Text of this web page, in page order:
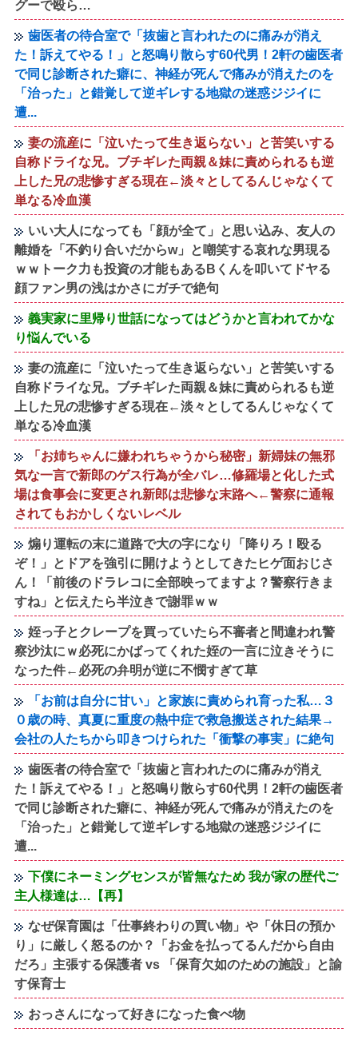
グーで殴ら…
歯医者の待合室で「抜歯と言われたのに痛みが消え
た！訴えてやる！」と怒鳴り散らす60代男！2軒の歯医者
で同じ診断された癖に、神経が死んで痛みが消えたのを
「治った」と錯覚して逆ギレする地獄の迷惑ジジイに
遭...
妻の流産に「泣いたって生き返らない」と苦笑いする
自称ドライな兄。ブチギレた両親＆妹に責められるも逆
上した兄の悲惨すぎる現在←淡々としてるんじゃなくて
単なる冷血漢
いい大人になっても「顔が全て」と思い込み、友人の
離婚を「不釣り合いだからw」と嘲笑する哀れな男現る
ｗｗトーク力も投資の才能もあるBくんを叩いてドヤる
顔ファン男の浅はかさにガチで絶句
義実家に里帰り世話になってはどうかと言われてかな
り悩んでいる
妻の流産に「泣いたって生き返らない」と苦笑いする
自称ドライな兄。ブチギレた両親＆妹に責められるも逆
上した兄の悲惨すぎる現在←淡々としてるんじゃなくて
単なる冷血漢
「お姉ちゃんに嫌われちゃうから秘密」新婦妹の無邪
気な一言で新郎のゲス行為が全バレ…修羅場と化した式
場は食事会に変更され新郎は悲惨な末路へ←警察に通報
されてもおかしくないレベル
煽り運転の末に道路で大の字になり「降りろ！殴る
ぞ！」とドアを強引に開けようとしてきたヒゲ面おじさ
ん！「前後のドラレコに全部映ってますよ？警察行きま
すね」と伝えたら半泣きで謝罪ｗｗ
姪っ子とクレープを買っていたら不審者と間違われ警
察沙汰にｗ必死にかばってくれた姪の一言に泣きそうに
なった件←必死の弁明が逆に不憫すぎて草
「お前は自分に甘い」と家族に責められ育った私…３
０歳の時、真夏に重度の熱中症で救急搬送された結果→
会社の人たちから叩きつけられた「衝撃の事実」に絶句
歯医者の待合室で「抜歯と言われたのに痛みが消え
た！訴えてやる！」と怒鳴り散らす60代男！2軒の歯医者
で同じ診断された癖に、神経が死んで痛みが消えたのを
「治った」と錯覚して逆ギレする地獄の迷惑ジジイに
遭...
下僕にネーミングセンスが皆無なため 我が家の歴代ご
主人様達は…【再】
なぜ保育園は「仕事終わりの買い物」や「休日の預か
り」に厳しく怒るのか？「お金を払ってるんだから自由
だろ」主張する保護者 vs 「保育欠如のための施設」と諭
す保育士
おっさんになって好きになった食べ物